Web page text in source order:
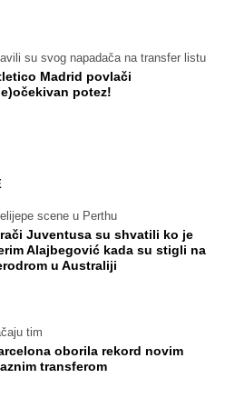
su svog napadača na transfer listu
Madrid povlači
potez!
scene u Perthu
Juventusa su shvatili ko je
Alajbegović kada su stigli na
u Australiji
tim
oborila rekord novim
transferom